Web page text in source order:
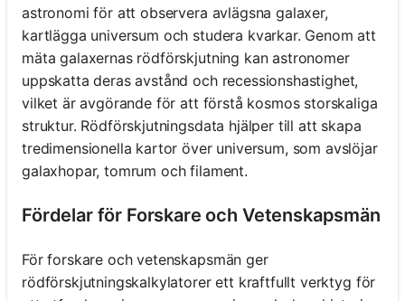
astronomi för att observera avlägsna galaxer,
kartlägga universum och studera kvarkar. Genom att
mäta galaxernas rödförskjutning kan astronomer
uppskatta deras avstånd och recessionshastighet,
vilket är avgörande för att förstå kosmos storskaliga
struktur. Rödförskjutningsdata hjälper till att skapa
tredimensionella kartor över universum, som avslöjar
galaxhopar, tomrum och filament.
Fördelar för Forskare och Vetenskapsmän
För forskare och vetenskapsmän ger
rödförskjutningskalkylatorer ett kraftfullt verktyg för